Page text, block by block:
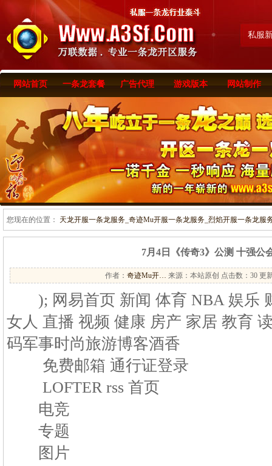
私服
网站首页 一条龙套餐 广告代理 游戏版本 网站制作
您现在的位置： 天龙开服一条龙服务_奇迹Mu开服一条龙服务_烈焰开服一条龙服
7月4日《传奇3》公测 十强公
作者： 奇迹Mu开… 来源：本站原创 点击数： 30 更
); 网易首页 新闻 体育 NBA 娱乐
女人 直播 视频 健康 房产 家居 教育
码军事时尚旅游博客酒香
免费邮箱 通行证登录
LOFTER rss 首页
电竞
专题
图片